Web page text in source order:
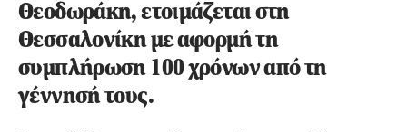
Θεοδωράκη, ετοιμάζεται στη
Θεσσαλονίκη με αφορμή τη
συμπλήρωση 100 χρόνων από τη
γέννησή τους.